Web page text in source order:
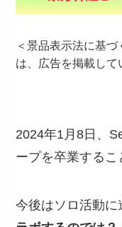
＜景品表示法に基
は、広告を掲載して
2024年1月8日、
ープを卒業するこ
今後はソロ活動